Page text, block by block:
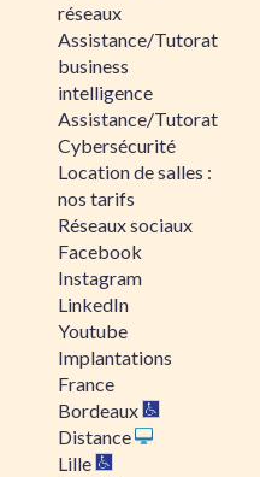
réseaux
Assistance/Tutorat
business
intelligence
Assistance/Tutorat
Cybersécurité
Location de salles :
nos tarifs
Réseaux sociaux
Facebook
Instagram
LinkedIn
Youtube
Implantations
France
Bordeaux
Distance
Lille